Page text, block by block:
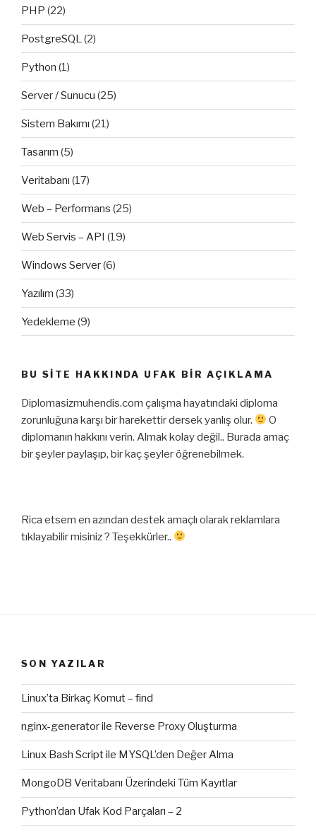
PHP (22)
PostgreSQL(2)
Python (1)
Server / Sunucu (25)
Sistem Bakımı (21)
Tasarım (5)
Veritabanı (17)
Web – Performans (25)
Web Servis – API (19)
Windows Server(6)
Yazılım (33)
Yedekleme (9)
BU SITE HAKKINDA UFAK BIR AÇIKLAMA
Diplomasizmuhendis.com çalışma hayatındaki diploma
zorunluğuna karşı bir harekettir dersek yanlış olur.
O
diplomanın hakkını verin. Almak kolay değil.. Burada amaç
bir şeyler paylaşıp, bir kaç şeyler öğrenebilmek.
Rica etsem en azından destek amaçlı olarak reklamlara
tıklayabilir misiniz ? Teşekkürler..
SON YAZILAR
Linux’ta Birkaç Komut – find
nginx-generator ile Reverse Proxy Oluşturma
Linux Bash Script ile MYSQL’den Değer Alma
MongoDB Veritabanı Üzerindeki Tüm Kayıtlar
Python’dan Ufak Kod Parçaları – 2